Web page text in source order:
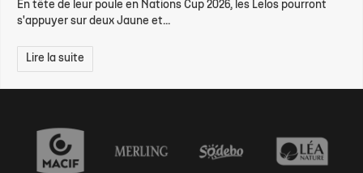
En tête de leur poule en Nations Cup 2026, les Lelos pourront
s'appuyer sur deux Jaune et...
Lire la suite